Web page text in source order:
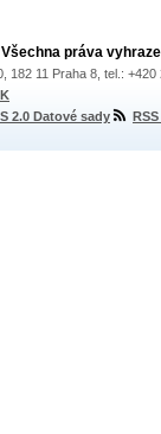
práva
182 11 Praha 8, tel.:
2.0 Datové sady